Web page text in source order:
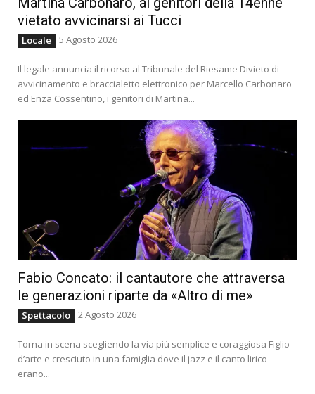
vietato avvicinarsi ai Tucci
Locale 5 Agosto 2026
Il legale annuncia il ricorso al Tribunale del Riesame Divieto di
avvicinamento e braccialetto elettronico per Marcello Carbonaro
ed Enza Cossentino, i genitori di Martina...
Fabio Concato: il cantautore che attraversa
le generazioni riparte da «Altro di me»
Spettacolo 2 Agosto 2026
Torna in scena scegliendo la via più semplice e coraggiosa Figlio
d’arte e cresciuto in una famiglia dove il jazz e il canto lirico
erano...